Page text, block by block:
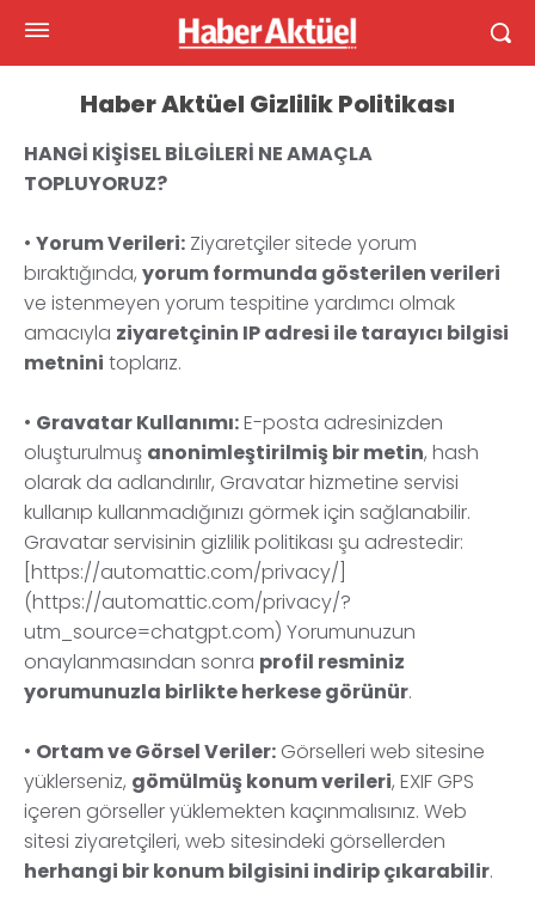
Haber Aktüel Gizlilik Politikası
HANGİ KİŞİSEL BİLGİLERİ NE AMAÇLA
TOPLUYORUZ?
• Yorum Verileri: Ziyaretçiler sitede yorum
bıraktığında, yorum formunda gösterilen verileri
ve istenmeyen yorum tespitine yardımcı olmak
amacıyla ziyaretçinin IP adresi ile tarayıcı bilgisi
metnini toplarız.
• Gravatar Kullanımı:E-posta adresinizden
oluşturulmuş anonimleştirilmiş bir metin, hash
olarak da adlandırılır, Gravatar hizmetine servisi
kullanıp kullanmadığınızı görmek için sağlanabilir.
Gravatar servisinin gizlilik politikası şu adrestedir:
[https://automattic.com/privacy/]
(https://automattic.com/privacy/?
utm_source=chatgpt.com) Yorumunuzun
onaylanmasından sonra profil resminiz
yorumunuzla birlikte herkese görünür.
• Ortam ve Görsel Veriler: Görselleri web sitesine
yüklerseniz, gömülmüş konum verileri, EXIF GPS
içeren görseller yüklemekten kaçınmalısınız. Web
sitesi ziyaretçileri, web sitesindeki görsellerden
herhangi bir konum bilgisini indirip çıkarabilir.